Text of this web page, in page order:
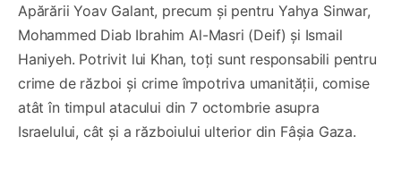
Apărării Yoav Galant, precum și pentru Yahya Sinwar,
Mohammed Diab Ibrahim Al-Masri (Deif) și Ismail
Haniyeh. Potrivit lui Khan, toți sunt responsabili pentru
crime de război și crime împotriva umanității, comise
atât în timpul atacului din 7 octombrie asupra
Israelului, cât și a războiului ulterior din Fâșia Gaza.